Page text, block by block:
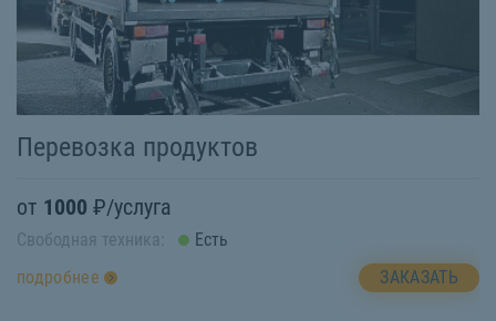
Перевозка продуктов
от 1000 ₽/услуга
Свободная техника:
Есть
подробнее
ЗАКАЗАТЬ